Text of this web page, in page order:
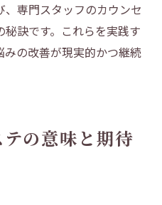
専門スタッフのカウンセ
訣です。これらを実践す
の改善が現実的かつ継続
の意味と期待